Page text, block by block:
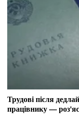
Трудові після
працівнику —